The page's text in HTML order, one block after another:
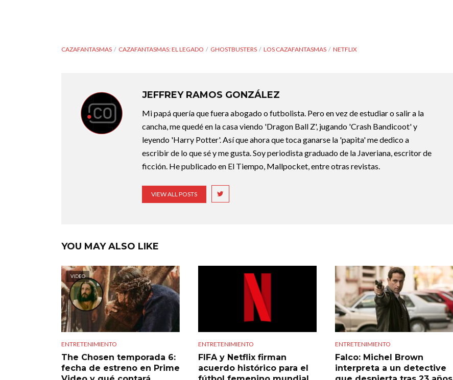
CAZAFANTASMAS CAZAFANTASMAS: EL LEGADO GHOSTBUSTERS LOS CAZAFANTASMAS NETFLIX
JEFFREY RAMOS GONZÁLEZ
Mi papá quería que fuera abogado o futbolista. Pero en vez de estudiar o salir a la
cancha, me quedé en la casa viendo 'Dragon Ball Z', jugando 'Crash Bandicoot' y
leyendo 'Harry Potter'. Así que ahora que toca ganarse la 'papita' me dedico a
escribir de lo que sé y me gusta. Soy periodista graduado de la Javeriana, escritor de
ficción. He publicado en El Tiempo, Mallpocket, entre otras revistas.
VIEW ALL POSTS
YOU MAY ALSO LIKE
VIDEO
ENTRETENIMIENTO
The Chosen temporada 6:
fecha de estreno en Prime
ENTRETENIMIENTO
FIFA y Netflix firman
acuerdo histórico para el
ENTRETENIMIENTO
Falco: Michel Brown
interpreta a un detective